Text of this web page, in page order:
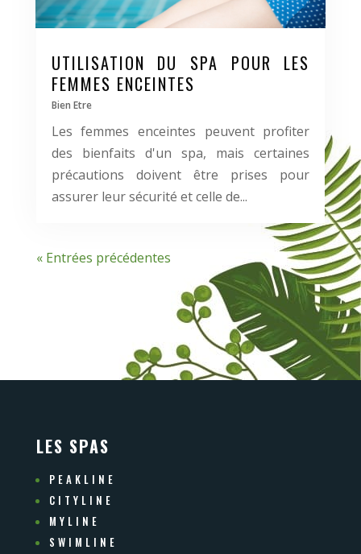
UTILISATION DU SPA POUR LES
FEMMES ENCEINTES
Bien Etre
Les femmes enceintes peuvent profiter
des bienfaits d'un spa, mais certaines
précautions doivent être prises pour
assurer leur sécurité et celle de...
« Entrées précédentes
LES SPAS
PEAKLINE
CITYLINE
MYLINE
SWIMLINE